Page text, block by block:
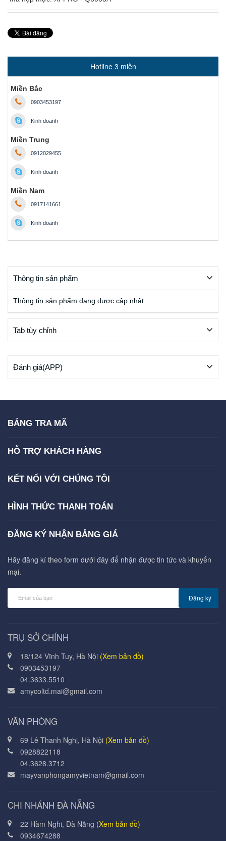
Hotline 3 miền
Miền Bắc
0903453197
Kinh doanh
Miền Trung
0912029455
Kinh doanh
Miền Nam
0917141661
Kinh doanh
Thông tin sản phẩm
Thông tin sản phẩm đang được cập nhật
Tab tùy chỉnh
Đánh giá(APP)
BẢNG TRA MÃ
HỖ TRỢ KHÁCH HÀNG
KẾT NỐI VỚI CHÚNG TÔI
HÌNH THỨC THANH TOÁN
ĐĂNG KÝ NHẬN BẢNG GIÁ
Hãy đăng kí theo form dưới đây để nhận được tin tức và khuyến
mại.
Đăng ký
TRỤ SỞ CHÍNH
18/124 Vĩnh Tuy, Hà Nội (Xem bản đồ)
0903453197
04.3633.5510
amycoltd.mai@gmail.com
VĂN PHÒNG
69 Lê Thanh Nghị, Hà Nội (Xem bản đồ)
0928822118
04.3628.3712
mayvanphongamyvietnam@gmail.com
CHI NHÁNH ĐÀ NẴNG
22 Hàm Nghi, Đà Nẵng (Xem bản đồ)
0934674288